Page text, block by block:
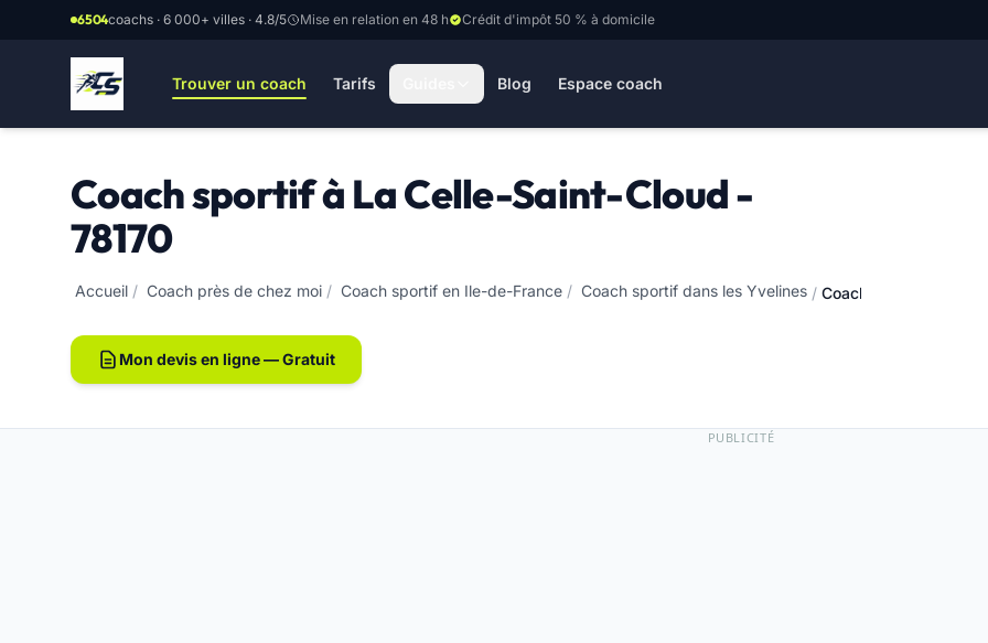
Aller au contenu principal
6504coachs · 6 000+ villes · 4.8/5 Mise en relation en 48 h Crédit d'impôt 50 % à domicile
Trouver un coach Tarifs Blog Espace coach
Coach sportif à La Celle-Saint-Cloud -
78170
Accueil / Coach près de chez moi / Coach sportif en Ile-de-France / Coach sportif dans les Yvelines / Coach sportif à La
Mon devis en ligne — Gratuit
PUBLICITÉ